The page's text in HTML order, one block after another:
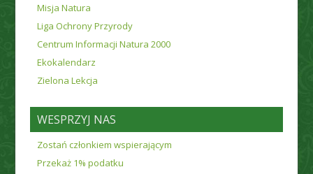
Misja Natura
Liga Ochrony Przyrody
Centrum Informacji Natura 2000
Ekokalendarz
Zielona Lekcja
WESPRZYJ NAS
Zostań członkiem wspierającym
Przekaż 1% podatku